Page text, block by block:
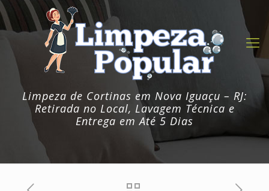
Limpeza de Cortinas em Nova Iguaçu – RJ:
Retirada no Local, Lavagem Técnica e
Entrega em Até 5 Dias